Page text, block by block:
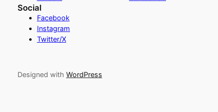
Social
Facebook
Instagram
Twitter/X
Designed with WordPress